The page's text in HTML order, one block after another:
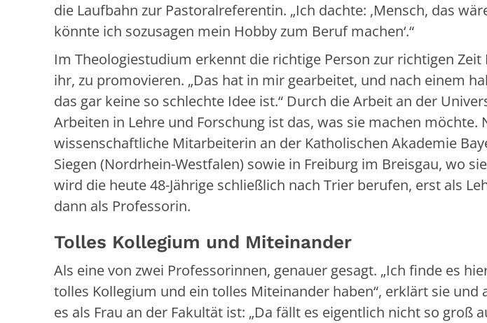
die Laufbahn zur Pastoralreferentin. „Ich dachte: ,Mensch, das
könnte ich sozusagen mein Hobby zum Beruf machen‘.“
Im Theologiestudium erkennt die richtige Person zur richtigen
ihr, zu promovieren. „Das hat in mir gearbeitet, und nach einem
das gar keine so schlechte Idee ist.“ Durch die Arbeit an der
Arbeiten in Lehre und Forschung ist das, was sie machen möchte.
wissenschaftliche Mitarbeiterin an der Katholischen Akademie
Siegen (Nordrhein-Westfalen) sowie in Freiburg im Breisgau, wo
wird die heute 48-Jährige schließlich nach Trier berufen, erst als
dann als Professorin.
Tolles Kollegium und Miteinander
Als eine von zwei Professorinnen, genauer gesagt. „Ich finde es
tolles Kollegium und ein tolles Miteinander haben“, erklärt sie und
es als Frau an der Fakultät ist: „Da fällt es eigentlich nicht so groß